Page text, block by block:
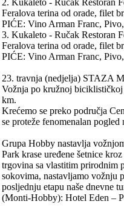
2. Kukaleto - Ručak
Feralova terina od orade, filet
PIĆE: Vino Arman Franc,
3. Kukaleto - Ručak Restoran
Feralova terina od orade, filet
PIĆE: Vino Arman Franc,
23. travnja (nedjelja) STAZA
Vožnja po kružnoj
km.
Krećemo se preko područja
se proteže fenomenalan
Grupa Hobby nastavlja
Park krase uređene šetnice
trgovina sa vlastitim prirodnim
sokovima, nastavljamo vožnju
posljednju etapu naše dnevne
(Monti-Hobby): Hotel Eden –